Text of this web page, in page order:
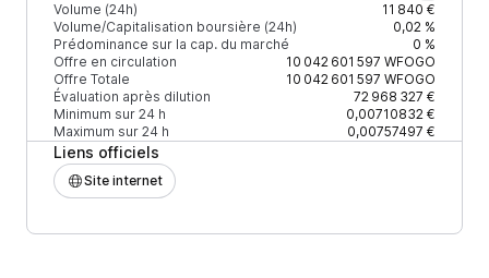
Volume (24h)
11 840 €
Volume/Capitalisation boursière (24h)
0,02 %
Prédominance sur la cap. du marché
0 %
Offre en circulation
10 042 601 597 WFOGO
Offre Totale
10 042 601 597 WFOGO
Évaluation après dilution
72 968 327 €
Minimum sur 24 h
0,00710832 €
Maximum sur 24 h
0,00757497 €
Liens officiels
Site internet